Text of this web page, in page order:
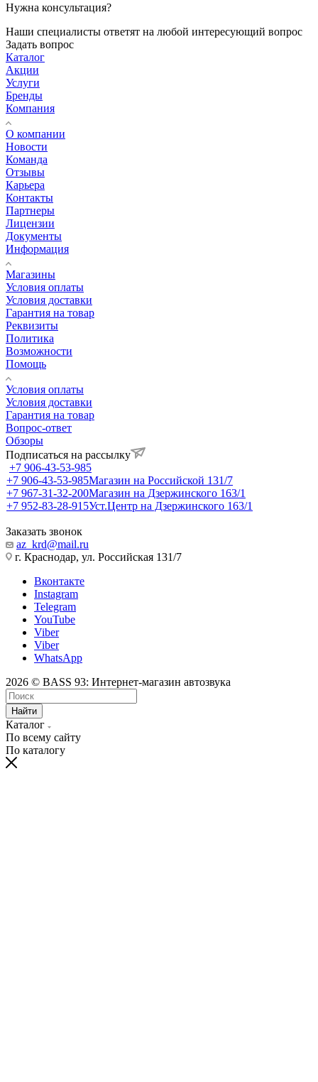
Нужна консультация?
Наши специалисты ответят на любой интересующий вопрос
Задать вопрос
Каталог
Акции
Услуги
Бренды
Компания
О компании
Новости
Команда
Отзывы
Карьера
Контакты
Партнеры
Лицензии
Документы
Информация
Магазины
Условия оплаты
Условия доставки
Гарантия на товар
Реквизиты
Политика
Возможности
Помощь
Условия оплаты
Условия доставки
Гарантия на товар
Вопрос-ответ
Обзоры
Подписаться на рассылку
+7 906-43-53-985
+7 906-43-53-985Магазин на Российской 131/7
+7 967-31-32-200Магазин на Дзержинского 163/1
+7 952-83-28-915Уст.Центр на Дзержинского 163/1
Заказать звонок
az_krd@mail.ru
г. Краснодар, ул. Российская 131/7
Вконтакте
Instagram
Telegram
YouTube
Viber
Viber
WhatsApp
2026 © BASS 93: Интернет-магазин автозвука
Найти
Каталог
По всему сайту
По каталогу